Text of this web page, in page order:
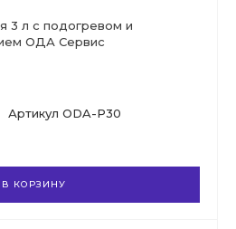
3 л с подогревом и
ОДА Сервис
Артикул ODA-P30
В КОРЗИНУ